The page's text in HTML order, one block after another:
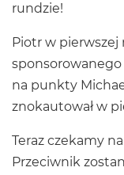
rundzie!
Piotr w
sponsorowanego
na punkty
znokautował w
Teraz czekamy
Przeciwnik